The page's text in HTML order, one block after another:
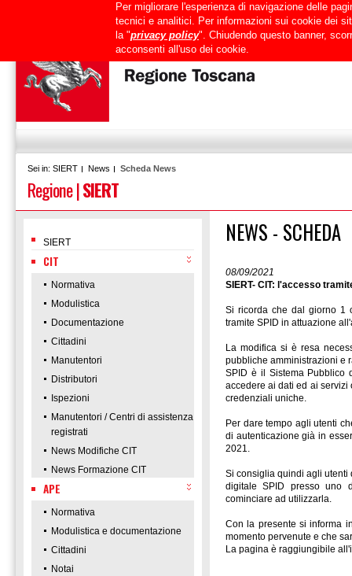
Mappa del sito RTRT Intranet
Sei in: SIERT News Scheda News
Regione|SIERT
SIERT
CIT
Normativa
Modulistica
Documentazione
Cittadini
Manutentori
Distributori
Ispezioni
Manutentori / Centri di assistenza
registrati
News Modifiche CIT
News Formazione CIT
APE
Normativa
Modulistica e documentazione
Cittadini
Notai
NEWS - SCHEDA
08/09/2021
SIERT- CIT: l'accesso
Si ricorda che dal giorno 1
tramite SPID in attuazione
La modifica si è resa
pubbliche amministrazioni e
SPID è il Sistema Pubblico
accedere ai dati ed ai servizi
credenziali uniche.
Per dare tempo agli utenti
di autenticazione già in
2021.
Si consiglia quindi agli utenti
digitale SPID presso uno
cominciare ad utilizzarla.
Con la presente si informa
momento pervenute e che
La pagina è raggiungibile
Per migliorare l'esperienza di navigazione delle
tecnici e analitici. Per informazioni sui cookie dei
la "privacy policy". Chiudendo questo banner,
acconsenti all'uso dei cookie.